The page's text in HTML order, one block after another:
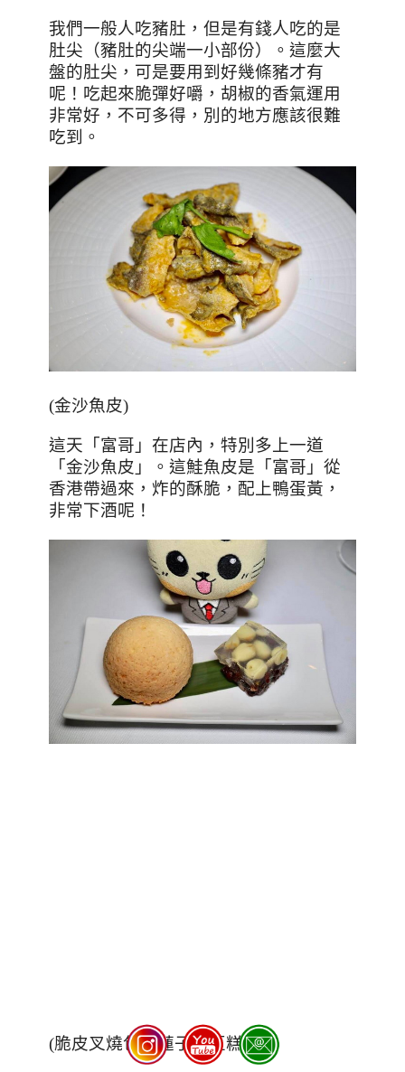
我們一般人吃豬肚，但是有錢人吃的是
肚尖（豬肚的尖端一小部份）。這麼大
盤的肚尖，可是要用到好幾條豬才有
呢！吃起來脆彈好嚼，胡椒的香氣運用
非常好，不可多得，別的地方應該很難
吃到。
(金沙魚皮)
這天「富哥」在店內，特別多上一道
「金沙魚皮」。這鮭魚皮是「富哥」從
香港帶過來，炸的酥脆，配上鴨蛋黃，
非常下酒呢！
(脆皮叉燒包、蓮子紅豆糕)